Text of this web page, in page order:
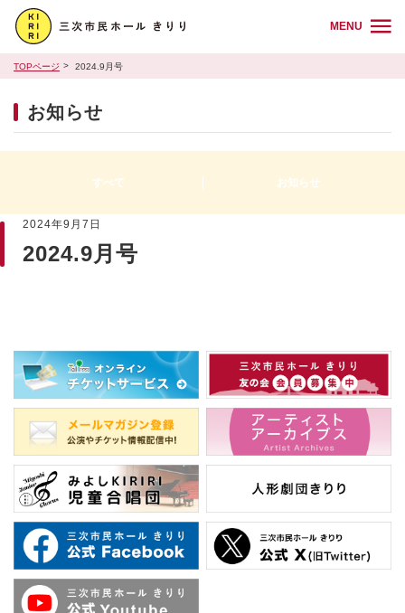
MENU
TOPページ 2024.9月号
お知らせ
すべて お知らせ
2024年9月7日
2024.9月号